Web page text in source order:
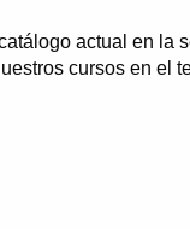
actual en la
cursos en el